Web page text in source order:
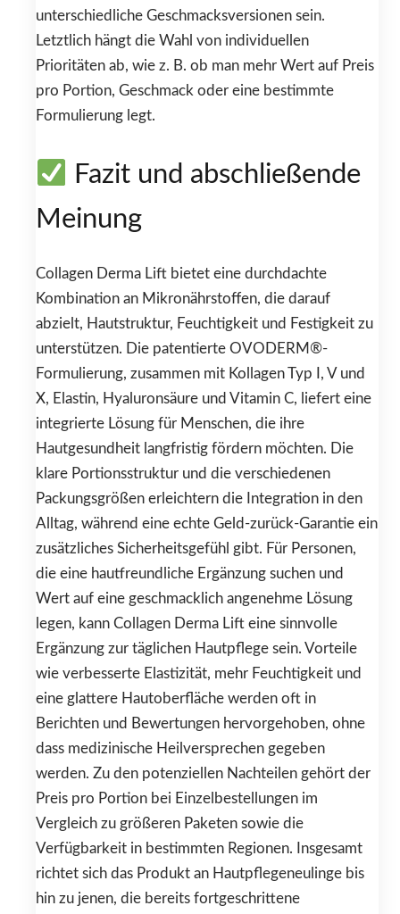
unterschiedliche Geschmacksversionen sein.
Letztlich hängt die Wahl von individuellen
Prioritäten ab, wie z. B. ob man mehr Wert auf Preis
pro Portion, Geschmack oder eine bestimmte
Formulierung legt.
Fazit und abschließende
Meinung
Collagen Derma Lift bietet eine durchdachte
Kombination an Mikronährstoffen, die darauf
abzielt, Hautstruktur, Feuchtigkeit und Festigkeit zu
unterstützen. Die patentierte OVODERM®-
Formulierung, zusammen mit Kollagen Typ I, V und
X, Elastin, Hyaluronsäure und Vitamin C, liefert eine
integrierte Lösung für Menschen, die ihre
Hautgesundheit langfristig fördern möchten. Die
klare Portionsstruktur und die verschiedenen
Packungsgrößen erleichtern die Integration in den
Alltag, während eine echte Geld-zurück-Garantie ein
zusätzliches Sicherheitsgefühl gibt. Für Personen,
die eine hautfreundliche Ergänzung suchen und
Wert auf eine geschmacklich angenehme Lösung
legen, kann Collagen Derma Lift eine sinnvolle
Ergänzung zur täglichen Hautpflege sein. Vorteile
wie verbesserte Elastizität, mehr Feuchtigkeit und
eine glattere Hautoberfläche werden oft in
Berichten und Bewertungen hervorgehoben, ohne
dass medizinische Heilversprechen gegeben
werden. Zu den potenziellen Nachteilen gehört der
Preis pro Portion bei Einzelbestellungen im
Vergleich zu größeren Paketen sowie die
Verfügbarkeit in bestimmten Regionen. Insgesamt
richtet sich das Produkt an Hautpflegeneulinge bis
hin zu jenen, die bereits fortgeschrittene